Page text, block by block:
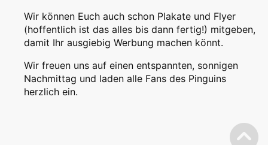
Wir können Euch auch schon Plakate und Flyer
(hoffentlich ist das alles bis dann fertig!) mitgeben,
damit Ihr ausgiebig Werbung machen könnt.
Wir freuen uns auf einen entspannten, sonnigen
Nachmittag und laden alle Fans des Pinguins
herzlich ein.